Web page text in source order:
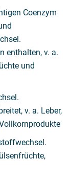
Coenzym
enthalten, v. a.
und
v. a. Leber,